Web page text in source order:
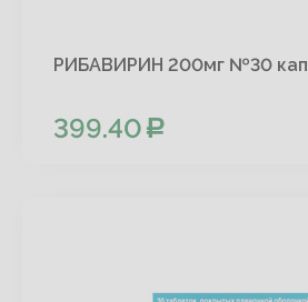
РИБАВИРИН 200мг №30
399.40